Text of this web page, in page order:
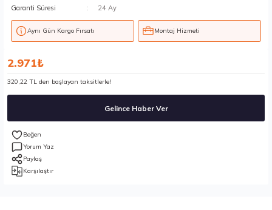
Garanti Süresi
24 Ay
Aynı Gün Kargo Fırsatı Montaj Hizmeti
2.971₺
320,22 TL den başlayan taksitlerle!
Gelince Haber Ver
Yorum Yaz
Paylaş
Karşılaştır